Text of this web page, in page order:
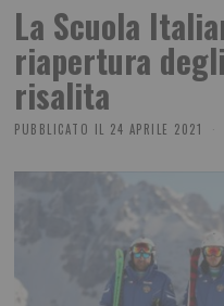
La Scuola
riapertura
risalita
PUBBLICATO IL 24 APRILE 2021